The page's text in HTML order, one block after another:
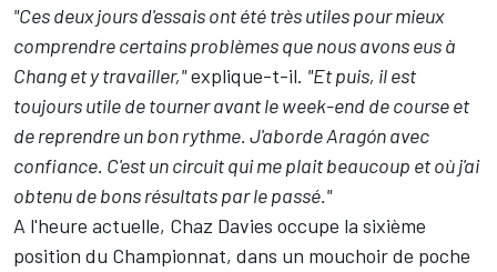
"Ces deux jours d'essais ont été très utiles pour mieux
comprendre certains problèmes que nous avons eus à
Chang et y travailler,"explique-t-il. "Et puis, il est
toujours utile de tourner avant le week-end de course et
de reprendre un bon rythme. J'aborde Aragón avec
confiance. C'est un circuit qui me plait beaucoup et où j'ai
obtenu de bons résultats par le passé."
A l'heure actuelle, Chaz Davies occupe la sixième
position du Championnat, dans un mouchoir de poche